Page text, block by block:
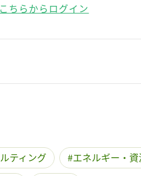
こちらからログイン
ティング エネルギー・